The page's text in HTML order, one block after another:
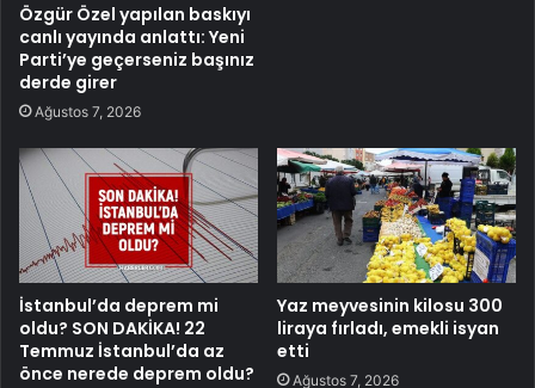
Özgür Özel yapılan baskıyı
canlı yayında anlattı: Yeni
Parti’ye geçerseniz başınız
derde girer
Ağustos 7, 2026
İstanbul’da deprem mi
oldu? SON DAKİKA! 22
Temmuz İstanbul’da az
önce nerede deprem oldu?
Yaz meyvesinin kilosu 300
liraya fırladı, emekli isyan
etti
Ağustos 7, 2026